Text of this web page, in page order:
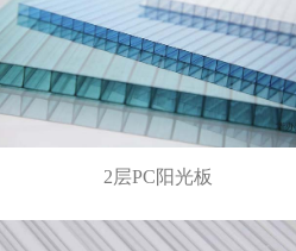
2层PC阳光板